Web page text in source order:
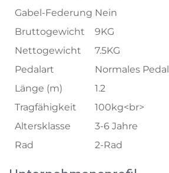
Gabel-Federung Nein
Bruttogewicht
9KG
Nettogewicht
7.5KG
Pedalart
Normales Pedal
Länge (m)
1.2
Tragfähigkeit
100kg<br>
Altersklasse
3-6 Jahre
Rad
2-Rad